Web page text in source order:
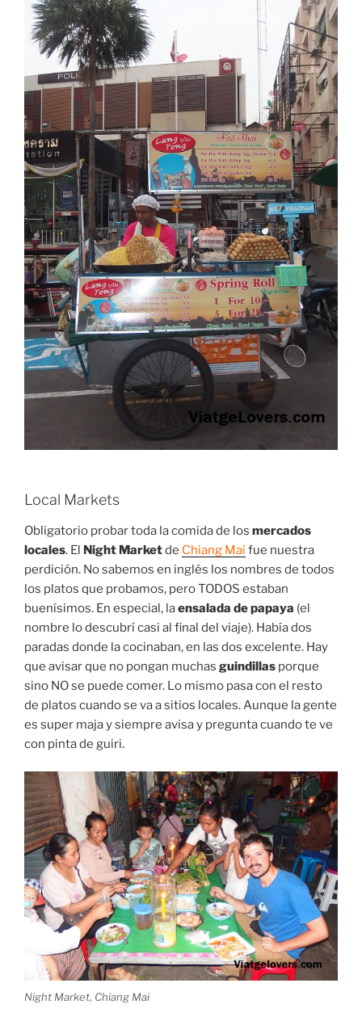
Local Markets
Obligatorio probar toda la comida de los mercados
locales. El Night Marketde Chiang Mai fue nuestra
perdición. No sabemos en inglés los nombres de todos
los platos que probamos, pero TODOS estaban
buenísimos. En especial, laensalada de papaya (el
nombre lo descubrí casi al final del viaje). Había dos
paradas donde la cocinaban, en las dos excelente. Hay
que avisar que no pongan muchas guindillas porque
sino NO se puede comer. Lo mismo pasa con el resto
de platos cuando se va a sitios locales. Aunque la gente
es super maja y siempre avisa y pregunta cuando te ve
con pinta de guiri.
Night Market, Chiang Mai